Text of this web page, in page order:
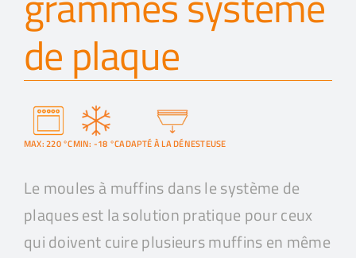
de plaque
MAX: 220 °CMIN: -18 °CADAPTÉ À LA DÉNESTEUSE
Le moules à muffins dans le système de
plaques est la solution pratique pour ceux
qui doivent cuire plusieurs muffins en même